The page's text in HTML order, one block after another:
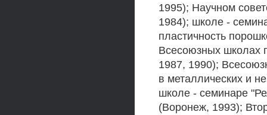
1995); Научном
1984); школе -
пластичность
Всесоюзных школах
1987, 1990);
в металлических и
школе - семинаре
(Воронеж, 1993);